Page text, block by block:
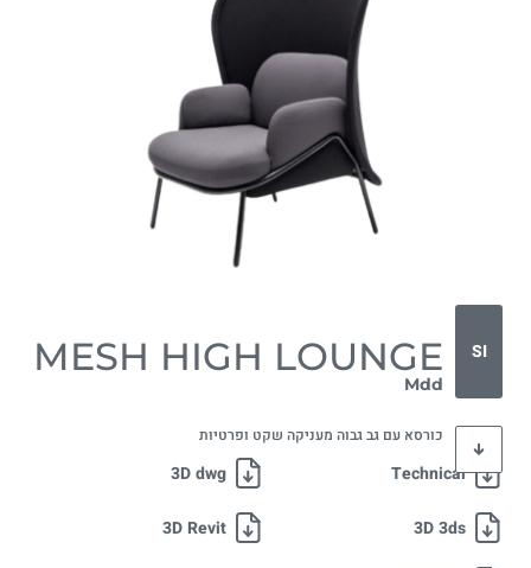
SI
MESH HIGH LOUNGE
Mdd
כורסא עם גב גבוה מעניקה שקט ופרטיות
Technical
3D dwg
3D 3ds
3D Revit